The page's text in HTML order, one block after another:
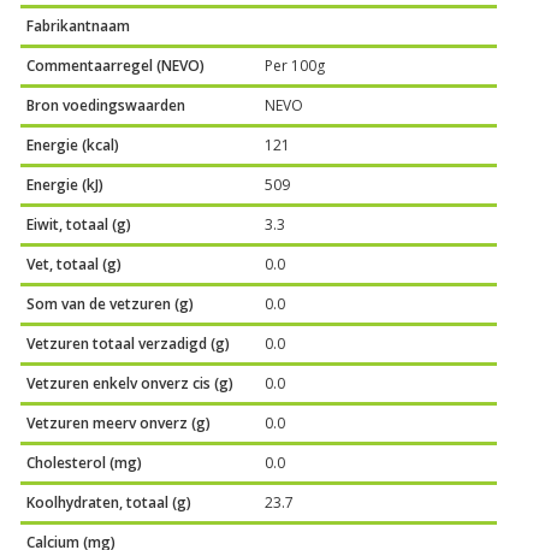
Fabrikantnaam
Commentaarregel (NEVO)
Per 100g
Bron voedingswaarden
NEVO
Energie (kcal)
121
Energie (kJ)
509
Eiwit, totaal (g)
3.3
Vet, totaal (g)
0.0
Som van de vetzuren (g)
0.0
Vetzuren totaal verzadigd (g)
0.0
Vetzuren enkelv onverz cis (g)
0.0
Vetzuren meerv onverz (g)
0.0
Cholesterol (mg)
0.0
Koolhydraten, totaal (g)
23.7
Calcium (mg)